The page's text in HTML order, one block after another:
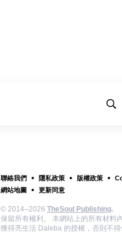
聯絡我們 隱私政策 版權政策
網站地圖
更新同意
© 2014–2026 TheSoul Publishing.
保留所有權利。 本網站上的所有材料
獲得亮生活 Daleba 的授權，否則不得